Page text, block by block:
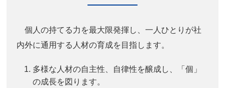
個人の持てる力を最大限発揮し、一人ひとりが社
内外に通用する人材の育成を目指します。
多様な人材の自主性、自律性を醸成し、「個」
の成長を図ります。